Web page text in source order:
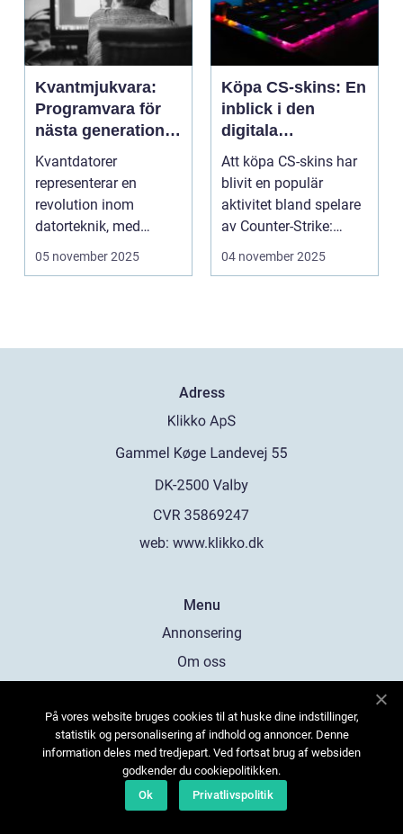
Kvantmjukvara:
Programvara för
nästa generations
datorer
Kvantdatorer
representerar en
revolution inom
datorteknik, med
kapacitet att lösa
05 november 2025
Köpa CS-skins: En
inblick i den
digitala
handelsvärlden
Att köpa CS-skins har
blivit en populär
aktivitet bland spelare
av Counter-Strike:
Global ...
04 november 2025
Adress
web: www.klikko.dk
Menu
Annonsering
Om oss
Kontakta oss
Sitemap
På vores website bruges cookies til at huske dine indstillinger,
statistik og personalisering af indhold og annoncer. Denne
information deles med tredjepart. Ved fortsat brug af websiden
godkender du cookiepolitikken.
Ok
Privatlivspolitik